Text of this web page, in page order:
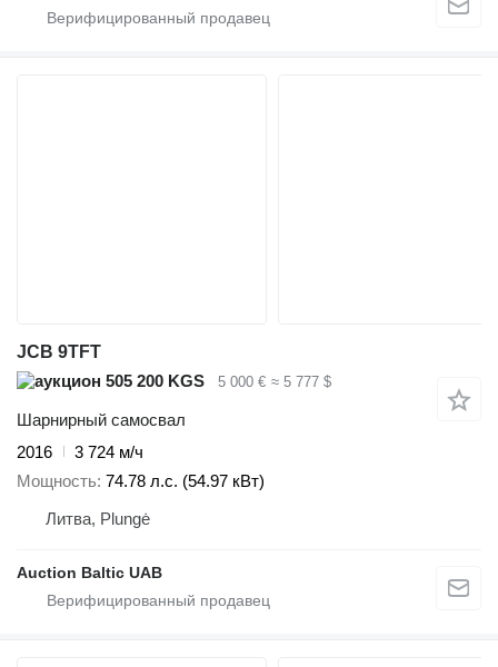
JCB 9TFT
505 200 KGS
5 000 € ≈ 5 777 $
Шарнирный самосвал
2016
3 724 м/ч
Мощность 74.78 л.с. (54.97 кВт)
Литва, Plungė
Auction Baltic UAB